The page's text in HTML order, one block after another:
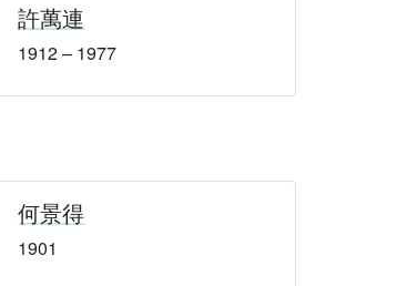
許萬連
1912 – 1977
何景得
1901